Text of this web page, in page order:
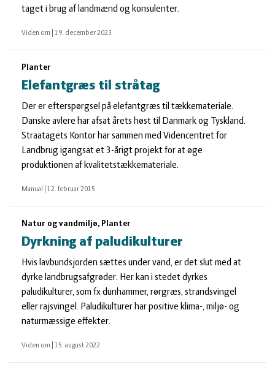
taget i brug af landmænd og konsulenter.
Viden om 19. december 2023
Planter
Elefantgræs til stråtag
Der er efterspørgsel på elefantgræs til tækkemateriale.
Danske avlere har afsat årets høst til Danmark og Tyskland.
Straatagets Kontor har sammen med Videncentret for
Landbrug igangsat et 3-årigt projekt for at øge
produktionen af kvalitetstækkemateriale.
Manual 12. februar 2015
Natur og vandmiljø, Planter
Dyrkning af paludikulturer
Hvis lavbundsjorden sættes under vand, er det slut med at
dyrke landbrugsafgrøder. Her kan i stedet dyrkes
paludikulturer, som fx dunhammer, rørgræs, strandsvingel
eller rajsvingel. Paludikulturer har positive klima-, miljø- og
naturmæssige effekter.
Viden om 15. august 2022